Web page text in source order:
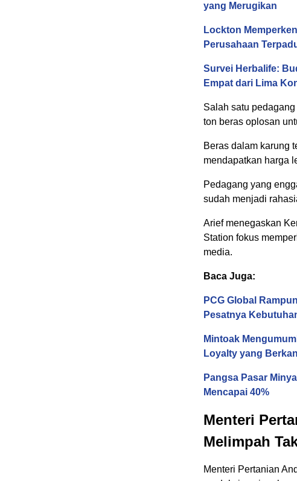
yang Merugikan
Lockton
Perusahaan
Survei Herbalife:
Empat dari Lima
Salah satu
ton beras oplosan
Beras dalam karung
mendapatkan harga
Pedagang yang
sudah menjadi
Arief menegaskan
Station fokus
media.
Baca Juga:
PCG Global
Pesatnya
Mintoak
Loyalty yang
Pangsa Pasar
Mencapai 40%
Menteri
Melimpah
Menteri Pertanian